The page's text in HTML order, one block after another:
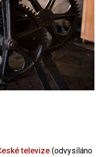
televize (odvysíláno